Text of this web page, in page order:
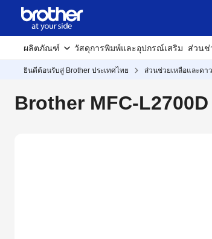
ผลิตภัณฑ์ วัสดุการพิมพ์และอุปกรณ์เสริม ส่วนช่
ยินดีต้อนรับสู่ Brother ประเทศไทย ส่วนช่วยเหลือและดา
Brother MFC-